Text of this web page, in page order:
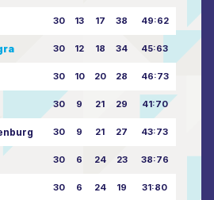
30 13 17 38 49:62
30 12 18 34 45:63
30 10 20 28 46:73
30 9 21 29 41:70
30 9 21 27 43:73
30 6 24 23 38:76
30 6 24 19 31:80